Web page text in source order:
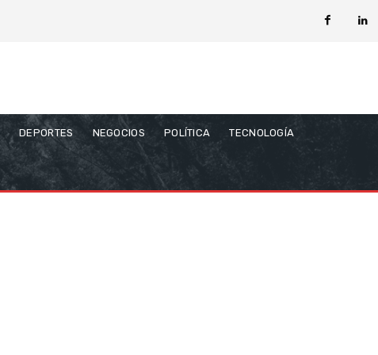
DEPORTES NEGOCIOS POLÍTICA TECNOLOGÍA